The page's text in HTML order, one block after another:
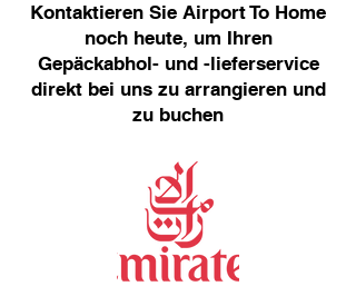
Kontaktieren Sie Airport To Home
noch heute, um Ihren
Gepäckabhol- und -lieferservice
direkt bei uns zu arrangieren und
zu buchen